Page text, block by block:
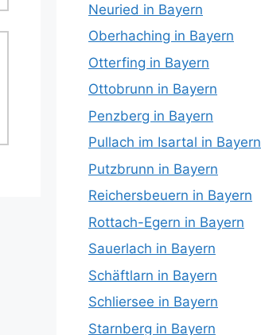
Neuried in Bayern
Oberhaching in Bayern
Otterfing in Bayern
Ottobrunn in Bayern
Penzberg in Bayern
Pullach im Isartal in Bayern
Putzbrunn in Bayern
Reichersbeuern in Bayern
Rottach-Egern in Bayern
Sauerlach in Bayern
Schäftlarn in Bayern
Schliersee in Bayern
Starnberg in Bayern